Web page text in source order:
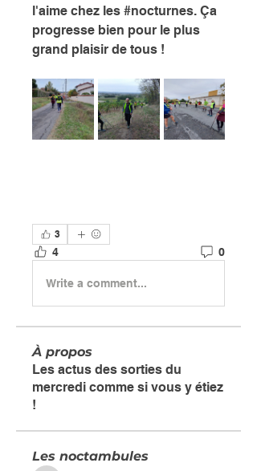
l'aime chez les #nocturnes. Ça
progresse bien pour le plus
grand plaisir de tous !
3
4 0
Write a comment...
À propos
Les actus des sorties du
mercredi comme si vous y étiez
!
Les noctambules